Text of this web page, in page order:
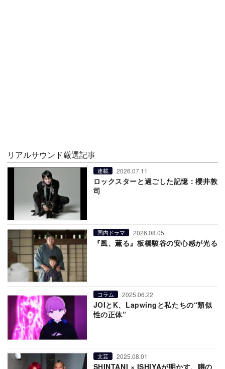
リアルサウンド厳選記事
連載 2026.07.11
ロックスターと過ごした記憶：櫻井敦
司
国内ドラマ 2026.08.05
『風、薫る』板橋駿谷の安心感が光る
コラム 2025.06.22
JOIとK、Lapwingと私たちの“類似
性の正体”
文芸 2025.08.01
SHINTANI × ISHIYAが明かす、噂の